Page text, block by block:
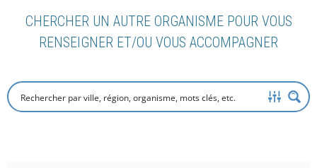
CHERCHER UN AUTRE ORGANISME POUR VOUS
RENSEIGNER ET/OU VOUS ACCOMPAGNER